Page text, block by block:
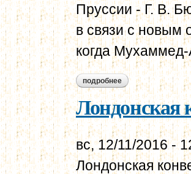
Пруссии - Г. В.
в связи с новым
когда
подробнее о лондонская
Лондонская
вс, 12/11/2016 -
Лондонская